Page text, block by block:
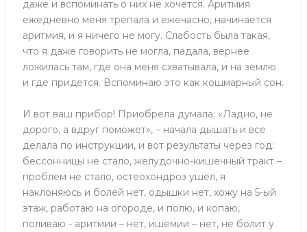
даже и вспоминать о них не хочется. Аритмия
ежедневно меня трепала и ежечасно, начинается
аритмия, и я ничего не могу. Слабость была такая,
что я даже говорить не могла, падала, вернее
ложилась там, где она меня схватывала, и на землю
и где придется. Вспоминаю это как кошмарный сон.
И вот ваш прибор! Приобрела думала: «Ладно, не
дорого, а вдруг поможет», – начала дышать и все
делала по инструкции, и вот результаты через год:
бессонницы не стало, желудочно-кишечный тракт –
проблем не стало, остеохондроз ушел, я
наклоняюсь и болей нет, одышки нет, хожу на 5-ый
этаж, работаю на огороде, и полю, и копаю,
поливаю - аритмии – нет, ишемии – нет, не болит у